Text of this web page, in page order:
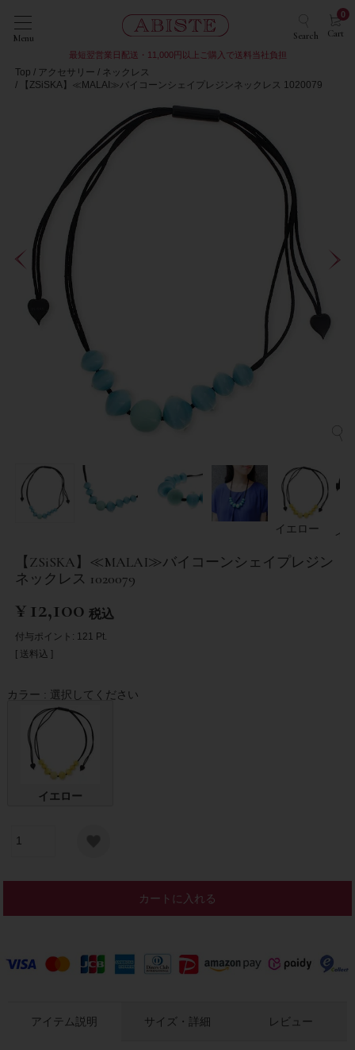
Menu Search Cart
0
最短翌営業日配送・11,000円以上ご購入で送料当社負担
Top アクセサリー
ネックレス
【ZSiSKA】≪MALAI≫バイコーンシェイプレジンネックレス 1020079
イエロー イ
【ZSiSKA】≪MALAI≫バイコーンシェイプレジン
ネックレス 1020079
¥12,100 税込
付与ポイント: 121 Pt.
送料込
カラー 選択してください
イエロー
カートに入れる
アイテム説明 サイズ・詳細 レビュー